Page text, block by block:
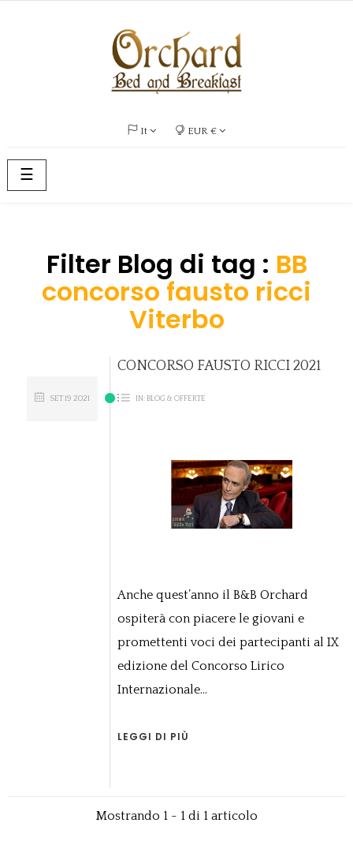
It EUR €
navigazione
Toggle
☰
Filter Blog di tag : BB
concorso fausto ricci
Viterbo
CONCORSO FAUSTO RICCI 2021
IN: BLOG & OFFERTE
SET19 2021
Anche quest’anno il B&B Orchard
ospiterà con piacere le giovani e
promettenti voci dei partecipanti al IX
edizione del Concorso Lirico
Internazionale...
LEGGI DI PIÙ
Mostrando 1 - 1 di 1 articolo